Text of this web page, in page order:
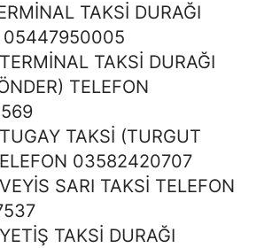
TAKSİ DURAĞI
05447950005
TAKSİ DURAĞI
TELEFON
TAKSİ (TURGUT
03582420707
SARI TAKSİ TELEFON
TAKSİ DURAĞI